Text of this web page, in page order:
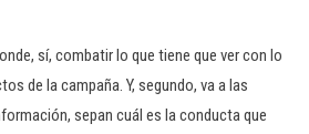
sí, combatir lo que tiene que ver con lo
de la campaña. Y, segundo, va a las
sepan cuál es la conducta que